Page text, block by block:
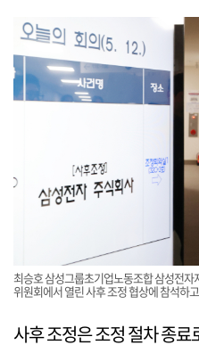
최승호 삼성그룹초기업노동조합 삼성전
위원회에서 열린 사후 조정 협상에 참석하
사후 조정은 조정 절차 종